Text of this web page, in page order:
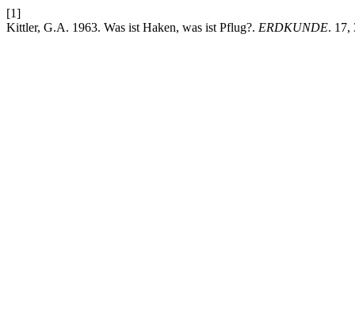
[1]
Kittler, G.A. 1963. Was ist Haken, was ist Pflug?. ERDKUNDE. 17,